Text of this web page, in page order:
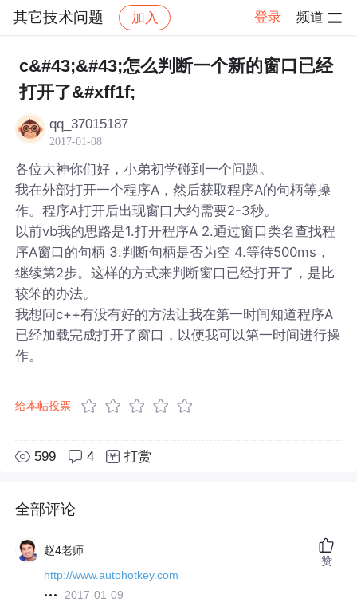
其它技术问题 加入 登录 频道
社区 其它技术问题 帖子详情
c&#43;&#43;怎么判断一个新的窗口已经
打开了&#xff1f;
qq_37015187
2017-01-08
各位大神你们好，小弟初学碰到一个问题。
我在外部打开一个程序A，然后获取程序A的句柄等操
作。程序A打开后出现窗口大约需要2-3秒。
以前vb我的思路是1.打开程序A 2.通过窗口类名查找程
序A窗口的句柄 3.判断句柄是否为空 4.等待500ms，
继续第2步。这样的方式来判断窗口已经打开了，是比
较笨的办法。
我想问c++有没有好的方法让我在第一时间知道程序A
已经加载完成打开了窗口，以便我可以第一时间进行操
作。
给本帖投票
599 4 打赏
全部评论
赵4老师
http://www.autohotkey.com
2017-01-09
赞